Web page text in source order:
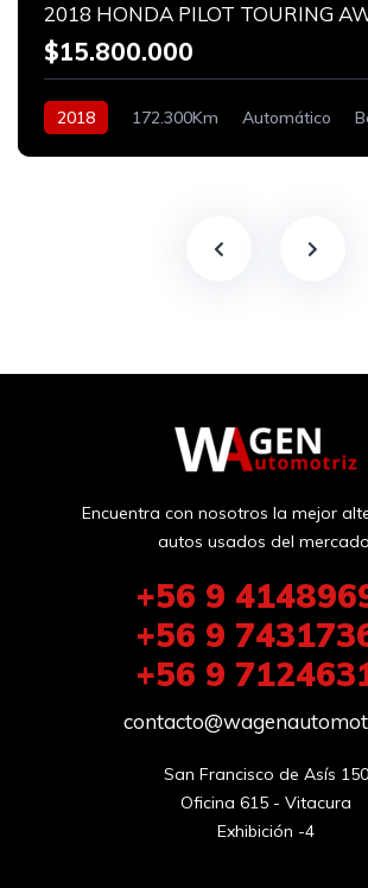
2018 HONDA PILOT TOURING
$15.800.000
2018 172.300Km Automático
Encuentra con nosotros la mejor
autos usados del
+56 9
+56 9
+56 9
San Francisco de Asís 150
Oficina 615 - Vitacura
Exhibición -4